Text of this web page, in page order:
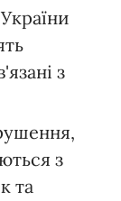
з
з
та